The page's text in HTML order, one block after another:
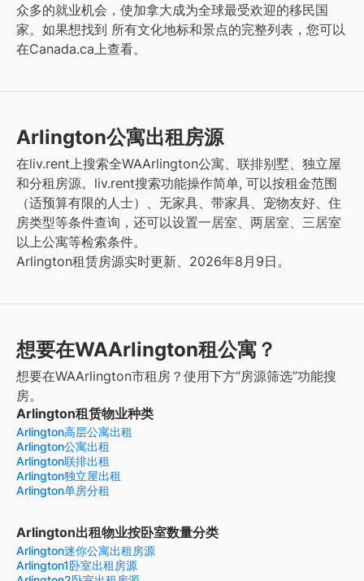
众多的就业机会，使加拿大成为全球最受欢迎的移民国
家。如果想找到 所有文化地标和景点的完整列表，您可以
在Canada.ca上查看。
Arlington公寓出租房源
在liv.rent上搜索全WAArlington公寓、联排别墅、独立屋
和分租房源。liv.rent搜索功能操作简单, 可以按租金范围
（适预算有限的人士）、无家具、带家具、宠物友好、住
房类型等条件查询，还可以设置一居室、两居室、三居室
以上公寓等检索条件。
Arlington租赁房源实时更新、2026年8月9日。
想要在WAArlington租公寓？
想要在WAArlington市租房？使用下方“房源筛选”功能搜
房。
Arlington租赁物业种类
Arlington高层公寓出租
Arlington公寓出租
Arlington联排出租
Arlington独立屋出租
Arlington单房分租
Arlington出租物业按卧室数量分类
Arlington迷你公寓出租房源
Arlington1卧室出租房源